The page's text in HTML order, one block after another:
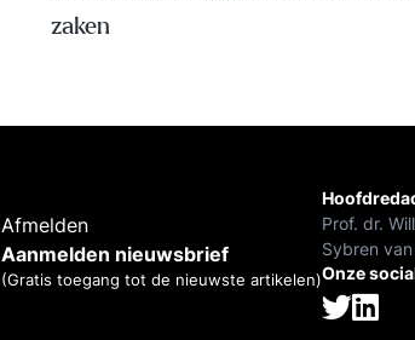
zaken
Afmelden
Aanmelden nieuwsbrief
(Gratis toegang tot de nieuwste artikelen)
Prof. dr.
Sybren
Onze